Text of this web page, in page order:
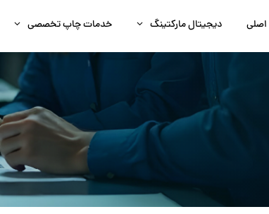
دیجیتال مارکتینگ خدمات چاپ تخصصی